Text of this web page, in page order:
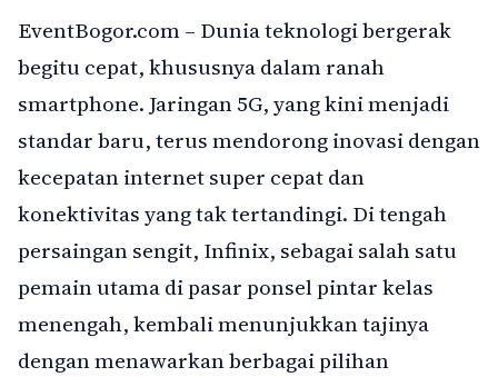
EventBogor.com – Dunia teknologi bergerak
begitu cepat, khususnya dalam ranah
smartphone. Jaringan 5G, yang kini menjadi
standar baru, terus mendorong inovasi dengan
kecepatan internet super cepat dan
konektivitas yang tak tertandingi. Di tengah
persaingan sengit, Infinix, sebagai salah satu
pemain utama di pasar ponsel pintar kelas
menengah, kembali menunjukkan tajinya
dengan menawarkan berbagai pilihan